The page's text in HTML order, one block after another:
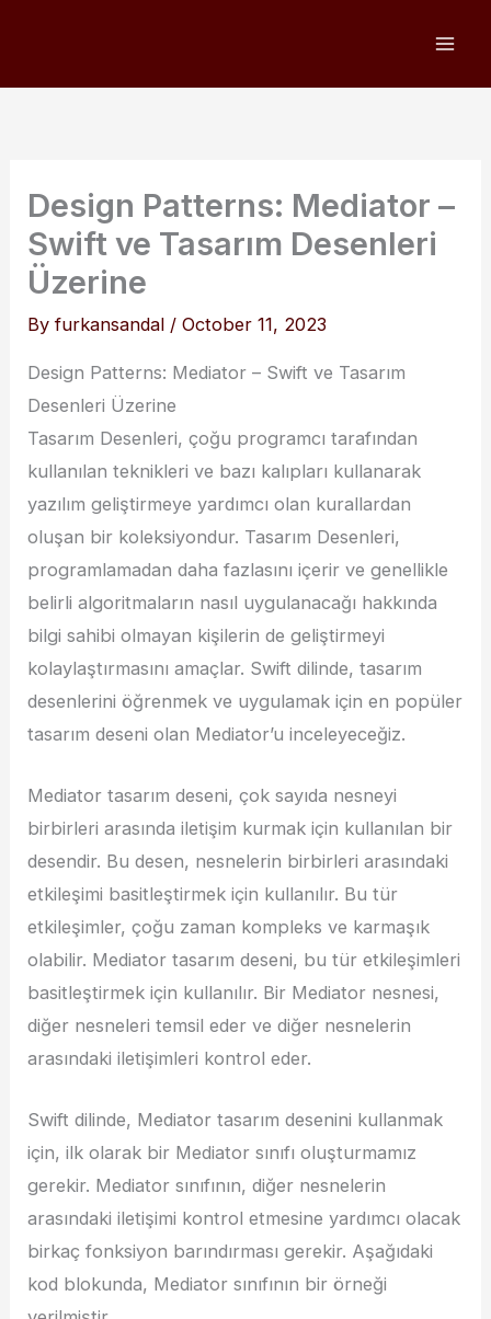
Design Patterns: Mediator –
Swift ve Tasarım Desenleri
Üzerine
Byfurkansandal /October 11, 2023
Design Patterns: Mediator – Swift ve Tasarım
Desenleri Üzerine
Tasarım Desenleri, çoğu programcı tarafından
kullanılan teknikleri ve bazı kalıpları kullanarak
yazılım geliştirmeye yardımcı olan kurallardan
oluşan bir koleksiyondur. Tasarım Desenleri,
programlamadan daha fazlasını içerir ve genellikle
belirli algoritmaların nasıl uygulanacağı hakkında
bilgi sahibi olmayan kişilerin de geliştirmeyi
kolaylaştırmasını amaçlar. Swift dilinde, tasarım
desenlerini öğrenmek ve uygulamak için en popüler
tasarım deseni olan Mediator’u inceleyeceğiz.
Mediator tasarım deseni, çok sayıda nesneyi
birbirleri arasında iletişim kurmak için kullanılan bir
desendir. Bu desen, nesnelerin birbirleri arasındaki
etkileşimi basitleştirmek için kullanılır. Bu tür
etkileşimler, çoğu zaman kompleks ve karmaşık
olabilir. Mediator tasarım deseni, bu tür etkileşimleri
basitleştirmek için kullanılır. Bir Mediator nesnesi,
diğer nesneleri temsil eder ve diğer nesnelerin
arasındaki iletişimleri kontrol eder.
Swift dilinde, Mediator tasarım desenini kullanmak
için, ilk olarak bir Mediator sınıfı oluşturmamız
gerekir. Mediator sınıfının, diğer nesnelerin
arasındaki iletişimi kontrol etmesine yardımcı olacak
birkaç fonksiyon barındırması gerekir. Aşağıdaki
kod blokunda, Mediator sınıfının bir örneği